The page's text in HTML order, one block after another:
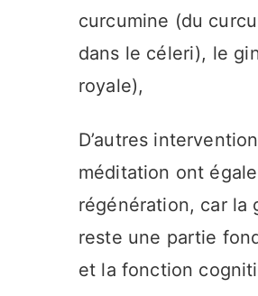
curcumine (du
dans le céleri), le
royale),
D’autres
méditation ont
régénération, car la
reste une partie
et la fonction